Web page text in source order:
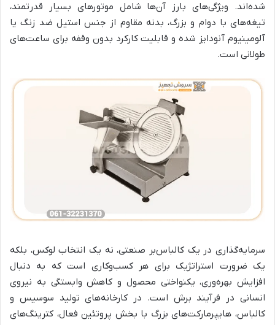
شده‌اند. ویژگی‌های بارز آن‌ها شامل موتورهای بسیار قدرتمند،
تیغه‌های با دوام و بزرگ، بدنه مقاوم از جنس استیل ضد زنگ یا
آلومینیوم آنودایز شده و قابلیت کارکرد بدون وقفه برای ساعت‌های
طولانی است.
سرمایه‌گذاری در یک کالباس‌بر صنعتی، نه یک انتخاب لوکس، بلکه
یک ضرورت استراتژیک برای هر کسب‌وکاری است که به دنبال
افزایش بهره‌وری، یکنواختی محصول و کاهش وابستگی به نیروی
انسانی در فرآیند برش است. در کارخانه‌های تولید سوسیس و
کالباس، هایپرمارکت‌های بزرگ با بخش پروتئین فعال، کترینگ‌های